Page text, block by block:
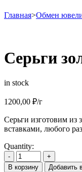
Главная>Обмен
Серьги
in stock
1200,00 ₽/г
Серьги изготовим из
вставками, любого
Quantity:
-
+
В корзину
Добавить